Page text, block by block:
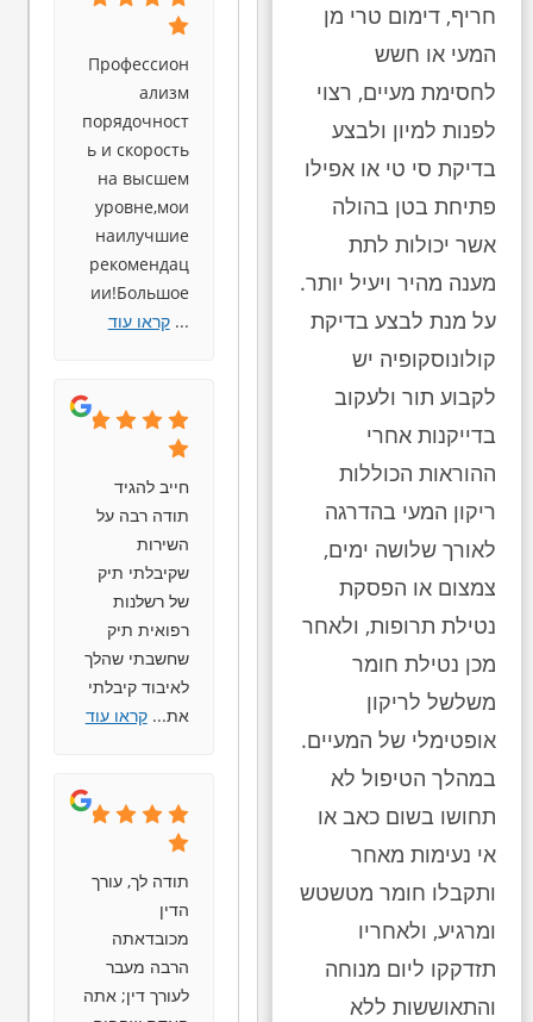
חריף, דימום טרי מן
המעי או חשש
לחסימת מעיים, רצוי
לפנות למיון ולבצע
בדיקת סי טי או אפילו
פתיחת בטן בהולה
אשר יכולות לתת
מענה מהיר ויעיל יותר.
על מנת לבצע בדיקת
קולונוסקופיה יש
לקבוע תור ולעקוב
בדייקנות אחרי
ההוראות הכוללות
ריקון המעי בהדרגה
לאורך שלושה ימים,
צמצום או הפסקת
נטילת תרופות, ולאחר
מכן נטילת חומר
משלשל לריקון
אופטימלי של המעיים.
במהלך הטיפול לא
תחושו בשום כאב או
אי נעימות מאחר
ותקבלו חומר מטשטש
ומרגיע, ולאחריו
תזדקקו ליום מנוחה
והתאוששות ללא
Профессион
ализм
порядочност
ь и скорость
на высшем
уровне,мои
наилучшие
рекомендац
ии!Большое
...קראו עוד
חייב להגיד
תודה רבה על
השירות
שקיבלתי תיק
של רשלנות
רפואית תיק
שחשבתי שהלך
לאיבוד קיבלתי
את...קראו עוד
תודה לך, עורך
הדין
מכובדאתה
הרבה מעבר
לעורך דין; אתה